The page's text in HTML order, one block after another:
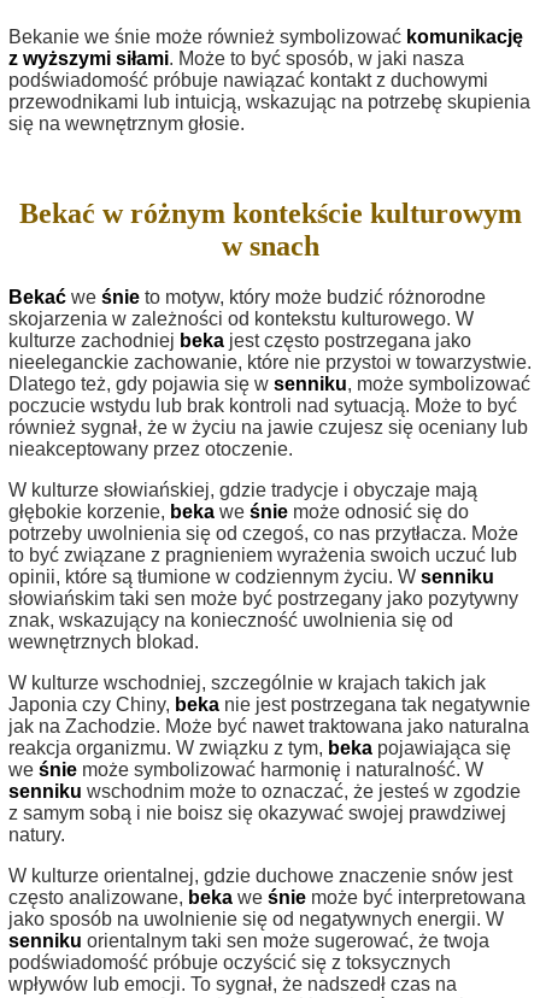
Bekanie we śnie może również symbolizować komunikację
z wyższymi siłami. Może to być sposób, w jaki nasza
podświadomość próbuje nawiązać kontakt z duchowymi
przewodnikami lub intuicją, wskazując na potrzebę skupienia
się na wewnętrznym głosie.
Bekać w różnym kontekście kulturowym
w snach
Bekać we śnie to motyw, który może budzić różnorodne
skojarzenia w zależności od kontekstu kulturowego. W
kulturze zachodniej beka jest często postrzegana jako
nieeleganckie zachowanie, które nie przystoi w towarzystwie.
Dlatego też, gdy pojawia się w senniku, może symbolizować
poczucie wstydu lub brak kontroli nad sytuacją. Może to być
również sygnał, że w życiu na jawie czujesz się oceniany lub
nieakceptowany przez otoczenie.
W kulturze słowiańskiej, gdzie tradycje i obyczaje mają
głębokie korzenie, beka we śnie może odnosić się do
potrzeby uwolnienia się od czegoś, co nas przytłacza. Może
to być związane z pragnieniem wyrażenia swoich uczuć lub
opinii, które są tłumione w codziennym życiu. W senniku
słowiańskim taki sen może być postrzegany jako pozytywny
znak, wskazujący na konieczność uwolnienia się od
wewnętrznych blokad.
W kulturze wschodniej, szczególnie w krajach takich jak
Japonia czy Chiny, beka nie jest postrzegana tak negatywnie
jak na Zachodzie. Może być nawet traktowana jako naturalna
reakcja organizmu. W związku z tym, beka pojawiająca się
we śnie może symbolizować harmonię i naturalność. W
senniku wschodnim może to oznaczać, że jesteś w zgodzie
z samym sobą i nie boisz się okazywać swojej prawdziwej
natury.
W kulturze orientalnej, gdzie duchowe znaczenie snów jest
często analizowane, beka we śnie może być interpretowana
jako sposób na uwolnienie się od negatywnych energii. W
senniku orientalnym taki sen może sugerować, że twoja
podświadomość próbuje oczyścić się z toksycznych
wpływów lub emocji. To sygnał, że nadszedł czas na